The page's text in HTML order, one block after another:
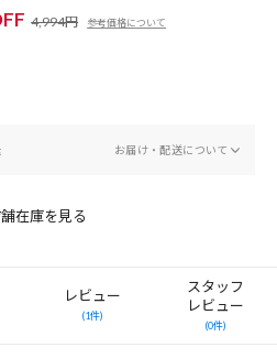
4,994円 参考価格について
お届け・配送について
在庫を見る
レビュー
(1件)
スタッフ
レビュー
(0件)